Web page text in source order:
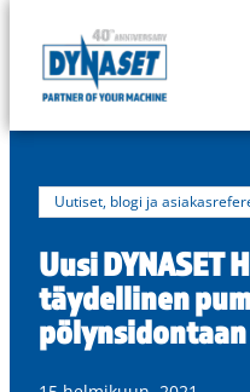
suoraan
sisältöön
DYNASET
Uutiset, blogi ja
Uusi DYNASET
täydellinen
pölynsidontaan